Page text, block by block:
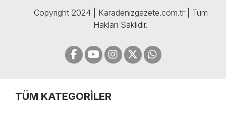
Copyright 2024 | Karadenizgazete.com.tr | Tüm
Hakları Saklıdır.
TÜM KATEGORİLER